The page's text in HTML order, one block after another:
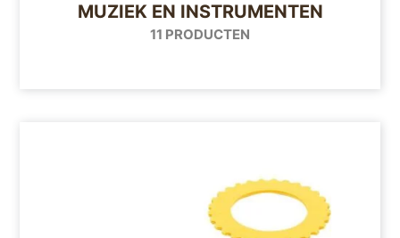
MUZIEK EN INSTRUMENTEN
11 PRODUCTEN